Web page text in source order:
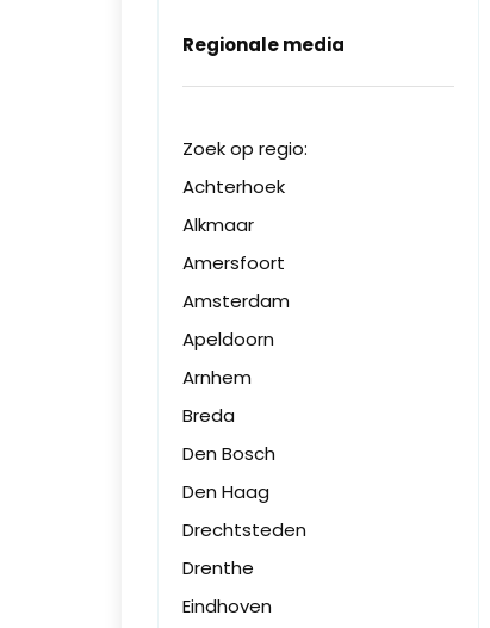
Regionale media
Zoek op regio:
Achterhoek
Alkmaar
Amersfoort
Amsterdam
Apeldoorn
Arnhem
Breda
Den Bosch
Den Haag
Drechtsteden
Drenthe
Eindhoven